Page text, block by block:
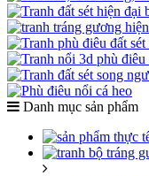
Danh mục sản phẩm